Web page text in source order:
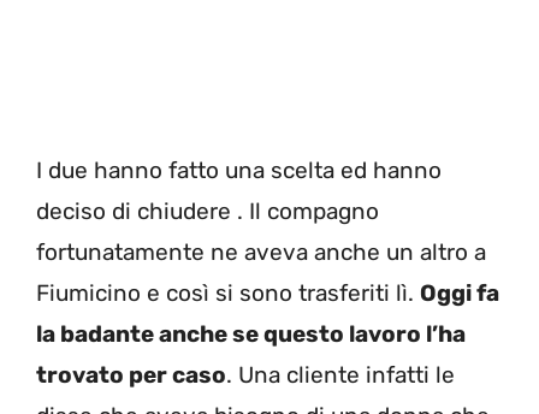
I due hanno fatto una scelta ed hanno
deciso di chiudere . Il compagno
fortunatamente ne aveva anche un altro a
Fiumicino e così si sono trasferiti lì. Oggi fa
la badante anche se questo lavoro l’ha
trovato per caso. Una cliente infatti le